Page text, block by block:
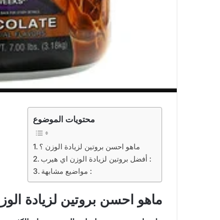
محتويات الموضوع
ماهو احسن بروتين لزيادة الوزن ؟
أفضل بروتين لزيادة الوزن اي هيرب :
مواضيع مشابهة :
ماهو احسن بروتين لزيادة